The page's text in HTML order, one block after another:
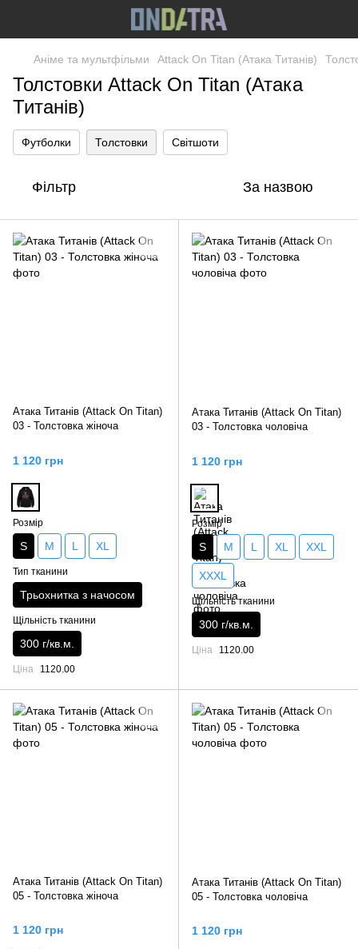
Аніме та мультфільми Attack On Titan (Атака Титанів)
Толстовки Attack On Titan (Атака
Титанів)
Футболки Толстовки Світшоти
Фільтр За назвою
Атака Титанів (Attack On Titan)
03 - Толстовка жіноча
1 120 грн
Розмір
S M L XL
Тип тканини
Трьохнитка з начосом
Щільність тканини
300 г/кв.м.
Ціна 1120.00
Атака Титанів (Attack On Titan)
03 - Толстовка чоловіча
1 120 грн
Розмір
S M L XL XXL
XXXL
Щільність тканини
300 г/кв.м.
Ціна 1120.00
Атака Титанів (Attack On Titan)
05 - Толстовка жіноча
1 120 грн
Атака Титанів (Attack On Titan)
05 - Толстовка чоловіча
1 120 грн